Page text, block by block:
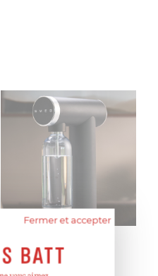
Fermer et accepter